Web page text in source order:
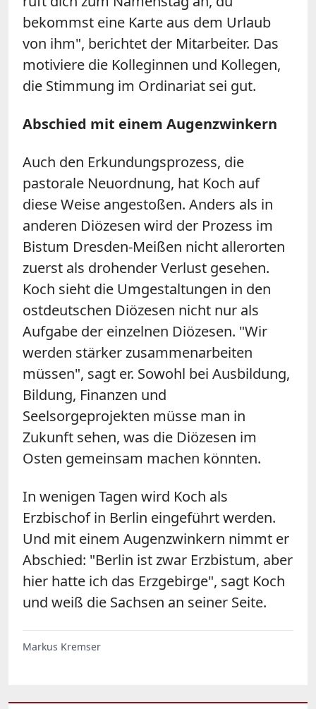
bekommst eine Karte aus dem Urlaub
von ihm", berichtet der Mitarbeiter. Das
motiviere die Kolleginnen und Kollegen,
die Stimmung im Ordinariat sei gut.
Abschied mit einem Augenzwinkern
Auch den Erkundungsprozess, die
pastorale Neuordnung, hat Koch auf
diese Weise angestoßen. Anders als in
anderen Diözesen wird der Prozess im
Bistum Dresden-Meißen nicht allerorten
zuerst als drohender Verlust gesehen.
Koch sieht die Umgestaltungen in den
ostdeutschen Diözesen nicht nur als
Aufgabe der einzelnen Diözesen. "Wir
werden stärker zusammenarbeiten
müssen", sagt er. Sowohl bei Ausbildung,
Bildung, Finanzen und
Seelsorgeprojekten müsse man in
Zukunft sehen, was die Diözesen im
Osten gemeinsam machen könnten.
In wenigen Tagen wird Koch als
Erzbischof in Berlin eingeführt werden.
Und mit einem Augenzwinkern nimmt er
Abschied: "Berlin ist zwar Erzbistum, aber
hier hatte ich das Erzgebirge", sagt Koch
und weiß die Sachsen an seiner Seite.
Markus Kremser